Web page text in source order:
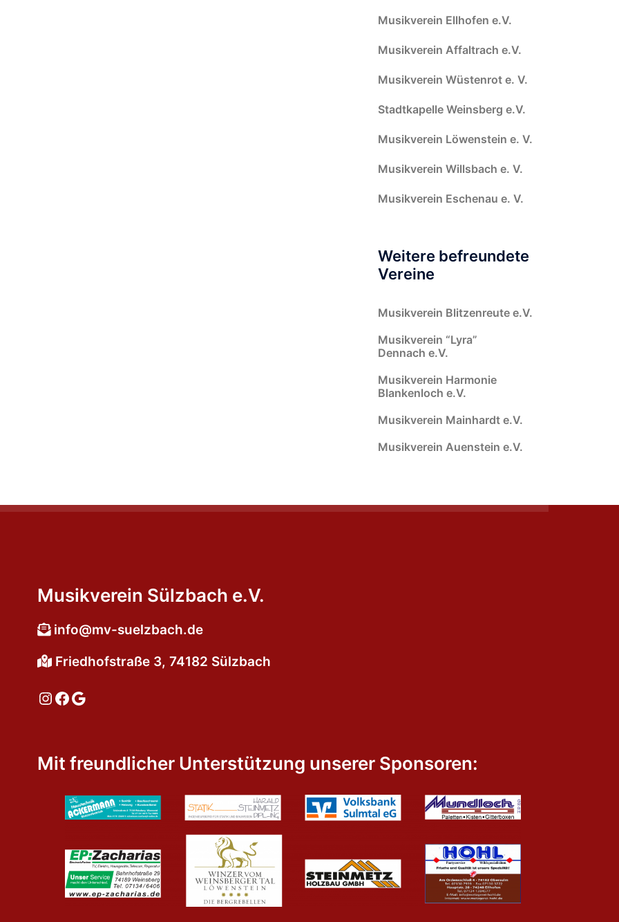
Musikverein Ellhofen e.V.
Musikverein Affaltrach e.V.
Musikverein Wüstenrot e. V.
Stadtkapelle Weinsberg e.V.
Musikverein Löwenstein e. V.
Musikverein Willsbach e. V.
Musikverein Eschenau e. V.
Weitere befreundete
Vereine
Musikverein Blitzenreute e.V.
Musikverein “Lyra”
Dennach e.V.
Musikverein Harmonie
Blankenloch e.V.
Musikverein Mainhardt e.V.
Musikverein Auenstein e.V.
Musikverein Sülzbach e.V.
info@mv-suelzbach.de
Friedhofstraße 3, 74182 Sülzbach
Instagram
Facebook
Google
Mit freundlicher Unterstützung unserer Sponsoren: